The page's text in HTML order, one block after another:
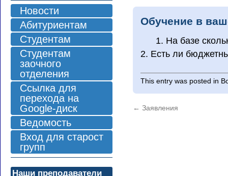
Обучение в
1. На базе
2. Есть ли
This entry was posted in
← Заявления
Новости
Абитуриентам
Студентам
Студентам
заочного
отделения
Ссылка для
перехода на
Google-диск
Ведомость
Вход для старост
групп
Наши преподаватели